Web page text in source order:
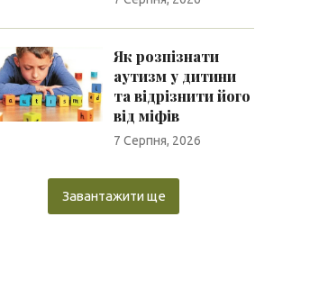
Як розпізнати
аутизм у дитини
та відрізнити його
від міфів
7 Серпня, 2026
Завантажити ще